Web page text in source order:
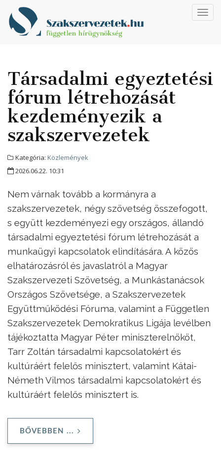
Társadalmi egyeztetési
fórum létrehozását
kezdeményezik a
szakszervezetek
Kategória: Közlemények
2026.06.22. 10:31
Nem várnak tovább a kormányra a
szakszervezetek, négy szövetség összefogott,
s együtt kezdeményezi egy országos, állandó
társadalmi egyeztetési fórum létrehozását a
munkaügyi kapcsolatok elindítására. A közös
elhatározásról és javaslatról a Magyar
Szakszervezeti Szövetség, a Munkástanácsok
Országos Szövetsége, a Szakszervezetek
Együttműködési Fóruma, valamint a Független
Szakszervezetek Demokratikus Ligája levélben
tájékoztatta Magyar Péter miniszterelnököt,
Tarr Zoltán társadalmi kapcsolatokért és
kultúráért felelős minisztert, valamint Kátai-
Németh Vilmos társadalmi kapcsolatokért és
kultúráért felelős minisztert is.
BŐVEBBEN ...